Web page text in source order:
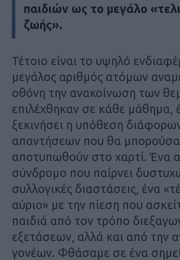
παιδιών ως το μεγάλο
ζωής».
Τέτοιο είναι το υψηλό
μεγάλος αριθμός ατόμων
οθόνη την ανακοίνωση των
επιλέχθηκαν σε κάθε μάθημα,
ξεκινήσει η υπόθεση
απαντήσεων που θα
αποτυπωθούν στο χαρτί. Ένα
σύνδρομο που παίρνει
συλλογικές διαστάσεις, ένα
αύριο» με την πίεση που
παιδιά από τον τρόπο
εξετάσεων, αλλά και από την
γονέων. Φθάσαμε σε ένα